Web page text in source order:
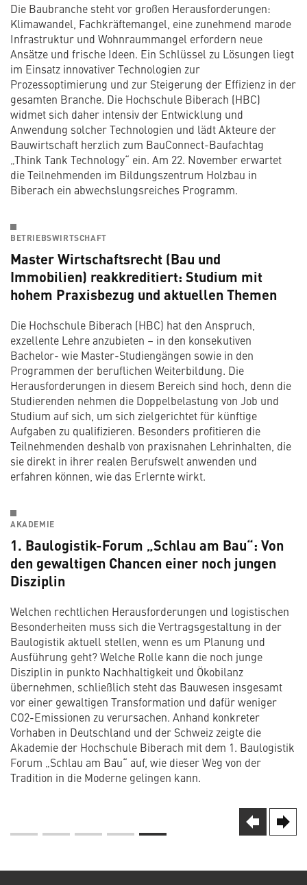
Die Baubranche steht vor großen Herausforderungen:
Klimawandel, Fachkräftemangel, eine zunehmend marode
Infrastruktur und Wohnraummangel erfordern neue
Ansätze und frische Ideen. Ein Schlüssel zu Lösungen liegt
im Einsatz innovativer Technologien zur
Prozessoptimierung und zur Steigerung der Effizienz in der
gesamten Branche. Die Hochschule Biberach (HBC)
widmet sich daher intensiv der Entwicklung und
Anwendung solcher Technologien und lädt Akteure der
Bauwirtschaft herzlich zum BauConnect-Baufachtag
„Think Tank Technology“ ein. Am 22. November erwartet
die Teilnehmenden im Bildungszentrum Holzbau in
Biberach ein abwechslungsreiches Programm.
BETRIEBSWIRTSCHAFT
Master Wirtschaftsrecht (Bau und
Immobilien) reakkreditiert: Studium mit
hohem Praxisbezug und aktuellen Themen
Die Hochschule Biberach (HBC) hat den Anspruch,
exzellente Lehre anzubieten – in den konsekutiven
Bachelor- wie Master-Studiengängen sowie in den
Programmen der beruflichen Weiterbildung. Die
Herausforderungen in diesem Bereich sind hoch, denn die
Studierenden nehmen die Doppelbelastung von Job und
Studium auf sich, um sich zielgerichtet für künftige
Aufgaben zu qualifizieren. Besonders profitieren die
Teilnehmenden deshalb von praxisnahen Lehrinhalten, die
sie direkt in ihrer realen Berufswelt anwenden und
erfahren können, wie das Erlernte wirkt.
AKADEMIE
1. Baulogistik-Forum „Schlau am Bau“: Von
den gewaltigen Chancen einer noch jungen
Disziplin
Welchen rechtlichen Herausforderungen und logistischen
Besonderheiten muss sich die Vertragsgestaltung in der
Baulogistik aktuell stellen, wenn es um Planung und
Ausführung geht? Welche Rolle kann die noch junge
Disziplin in punkto Nachhaltigkeit und Ökobilanz
übernehmen, schließlich steht das Bauwesen insgesamt
vor einer gewaltigen Transformation und dafür weniger
CO2-Emissionen zu verursachen. Anhand konkreter
Vorhaben in Deutschland und der Schweiz zeigte die
Akademie der Hochschule Biberach mit dem 1. Baulogistik
Forum „Schlau am Bau“ auf, wie dieser Weg von der
Tradition in die Moderne gelingen kann.
Seitennummerierung
Vorherige
Seite
prev
Seite
next